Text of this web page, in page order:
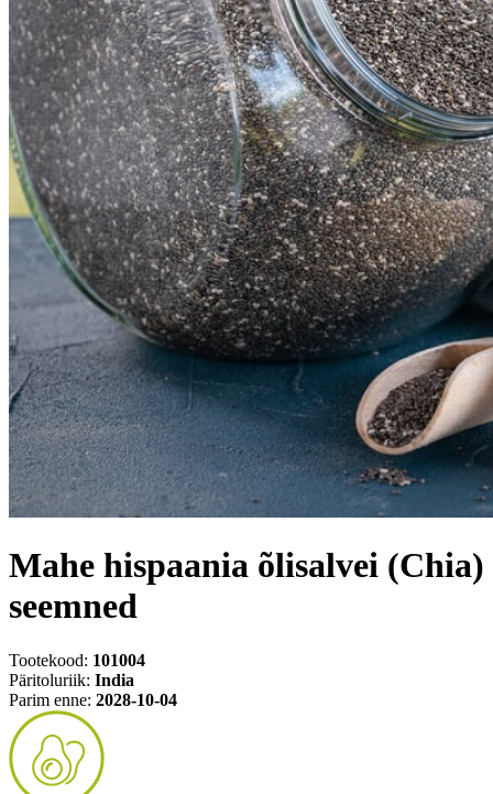
Mahe hispaania õlisalvei (Chia)
seemned
Tootekood: 101004
Päritoluriik: India
Parim enne: 2028-10-04